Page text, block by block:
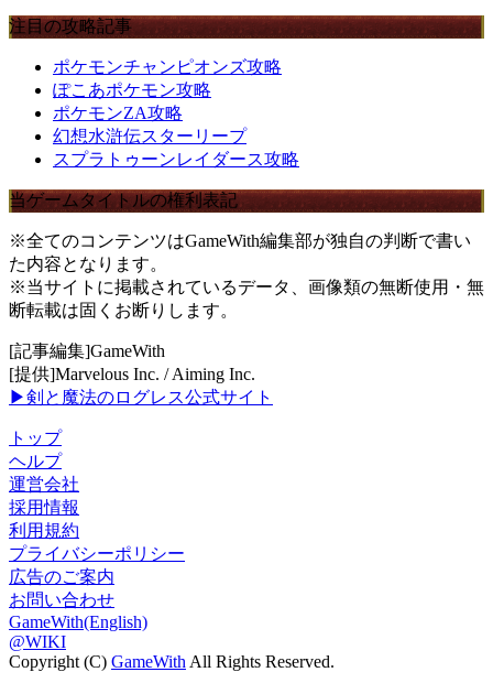
注目の攻略記事
ポケモンチャンピオンズ攻略
ぽこあポケモン攻略
ポケモンZA攻略
幻想水滸伝スターリープ
スプラトゥーンレイダース攻略
当ゲームタイトルの権利表記
※全てのコンテンツはGameWith編集部が独自の判断で書い
た内容となります。
※当サイトに掲載されているデータ、画像類の無断使用・無
断転載は固くお断りします。
[記事編集]GameWith
[提供]Marvelous Inc. / Aiming Inc.
▶剣と魔法のログレス公式サイト
トップ
ヘルプ
運営会社
採用情報
利用規約
プライバシーポリシー
広告のご案内
お問い合わせ
GameWith(English)
@WIKI
Copyright (C) GameWith All Rights Reserved.